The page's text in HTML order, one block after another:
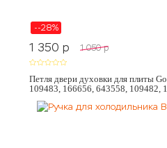
--28%
1 350 p 1 050 p
Петля двери духовки для плиты
109483, 166656, 643558, 109482,